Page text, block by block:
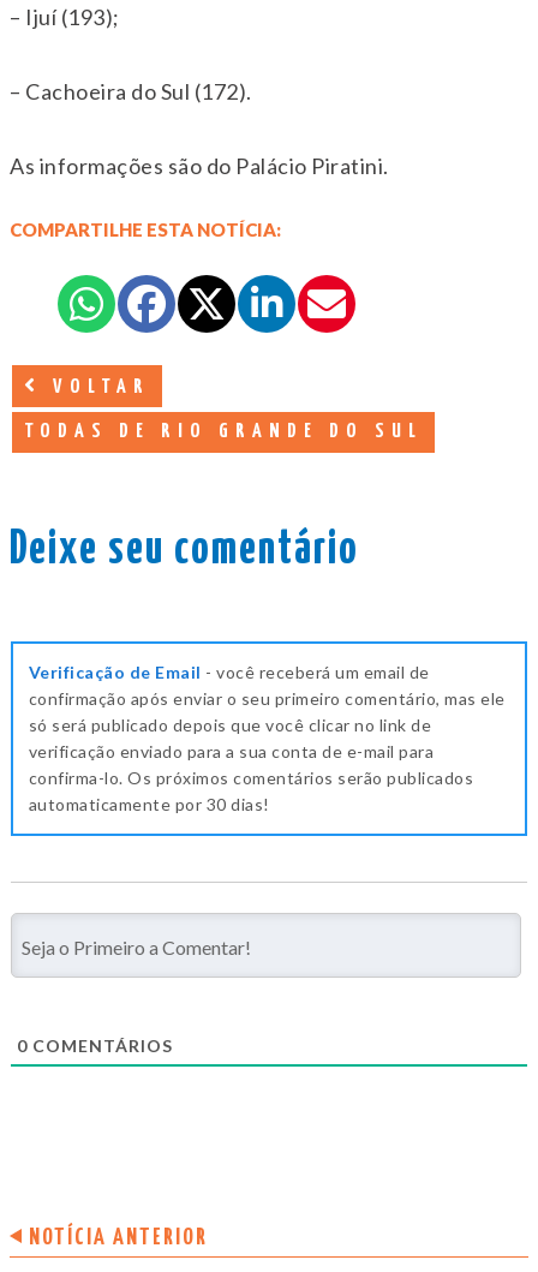
– Ijuí (193);
– Cachoeira do Sul (172).
As informações são do Palácio Piratini.
COMPARTILHE ESTA NOTÍCIA:
VOLTAR
TODAS DE RIO GRANDE DO SUL
Deixe seu comentário
Verificação de Email - você receberá um email de
confirmação após enviar o seu primeiro comentário, mas ele
só será publicado depois que você clicar no link de
verificação enviado para a sua conta de e-mail para
confirma-lo. Os próximos comentários serão publicados
automaticamente por 30 dias!
0 COMENTÁRIOS
NOTÍCIA ANTERIOR